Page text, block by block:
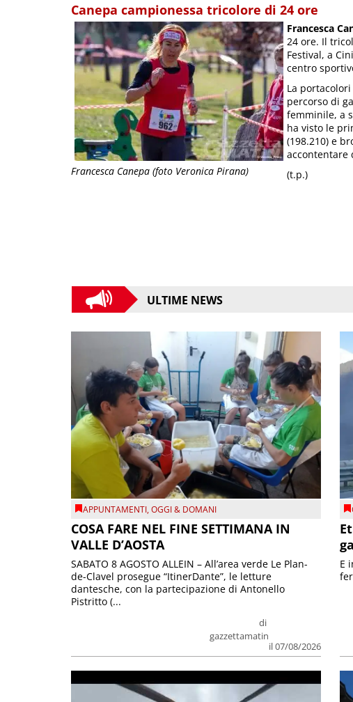
Canepa campionessa tricolore di 24 ore
Francesca Canepa (foto Veronica Pirana)
Francesca
24 ore. Il
Festival, a
centro
La
percorso di
femminile, a
ha visto le
(198.210) e
accontentare
(t.p.)
ULTIME NEWS
APPUNTAMENTI,OGGI & DOMANI
COSA FARE NEL FINE SETTIMANA IN
VALLE D’AOSTA
di
gazzettamatin
il 07/08/2026
SABATO 8 AGOSTO ALLEIN – All’area verde Le Plan-
de-Clavel prosegue “ItinerDante”, le letture
dantesche, con la partecipazione di Antonello
Pistritto (...
E